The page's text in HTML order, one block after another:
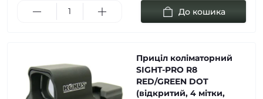
До кошика
Приціл коліматорний
SIGHT-PRO R8
RED/GREEN DOT
(відкритий, 4 мітки,